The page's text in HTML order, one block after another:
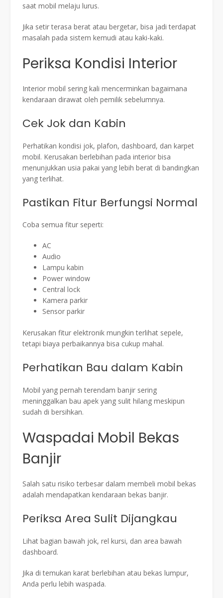
saat mobil melaju lurus.
Jika setir terasa berat atau bergetar, bisa jadi terdapat
masalah pada sistem kemudi atau kaki-kaki.
Periksa Kondisi Interior
Interior mobil sering kali mencerminkan bagaimana
kendaraan dirawat oleh pemilik sebelumnya.
Cek Jok dan Kabin
Perhatikan kondisi jok, plafon, dashboard, dan karpet
mobil. Kerusakan berlebihan pada interior bisa
menunjukkan usia pakai yang lebih berat di bandingkan
yang terlihat.
Pastikan Fitur Berfungsi Normal
Coba semua fitur seperti:
AC
Audio
Lampu kabin
Power window
Central lock
Kamera parkir
Sensor parkir
Kerusakan fitur elektronik mungkin terlihat sepele,
tetapi biaya perbaikannya bisa cukup mahal.
Perhatikan Bau dalam Kabin
Mobil yang pernah terendam banjir sering
meninggalkan bau apek yang sulit hilang meskipun
sudah di bersihkan.
Waspadai Mobil Bekas
Banjir
Salah satu risiko terbesar dalam membeli mobil bekas
adalah mendapatkan kendaraan bekas banjir.
Periksa Area Sulit Dijangkau
Lihat bagian bawah jok, rel kursi, dan area bawah
dashboard.
Jika di temukan karat berlebihan atau bekas lumpur,
Anda perlu lebih waspada.